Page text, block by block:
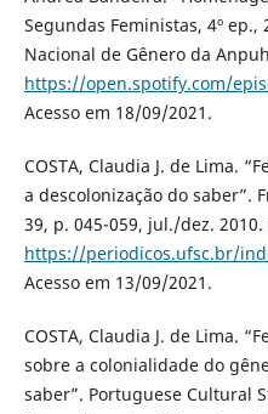
Segundas Feministas, 4º ep.,
Nacional de Gênero da
https://open.spotify.com/
Acesso em 18/09/2021.
COSTA, Claudia J. de Lima.
a descolonização do saber”.
39, p. 045-059, jul./dez.
https://periodicos.ufsc.br/
Acesso em 13/09/2021.
COSTA, Claudia J. de Lima.
sobre a colonialidade do
saber”. Portuguese Cultural